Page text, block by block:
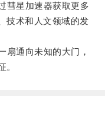
星加速器获取更多
技术和人文领域的发
通向未知的大门，
。